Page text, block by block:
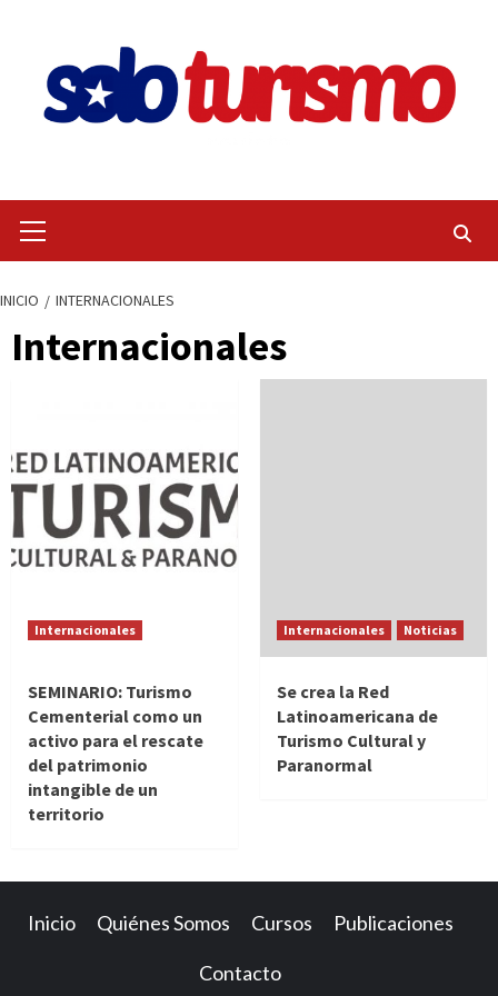
contenido
primario
INICIO INTERNACIONALES
Internacionales
Internacionales
SEMINARIO: Turismo
Cementerial como un
activo para el rescate
del patrimonio
intangible de un
territorio
Internacionales Noticias
Se crea la Red
Latinoamericana de
Turismo Cultural y
Paranormal
Inicio Quiénes Somos Cursos Publicaciones
Contacto